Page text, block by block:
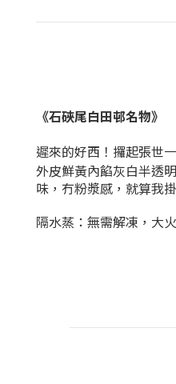
《石硤尾白田邨名物》
遲來的好西！攞起張世
外皮鮮黃內餡灰白半透
味，冇粉漿感，就算我
隔水蒸：無需解凍，大